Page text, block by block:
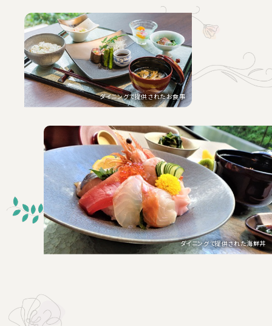
ダイニングで提供されたお食事
ダイニングで提供された海鮮丼